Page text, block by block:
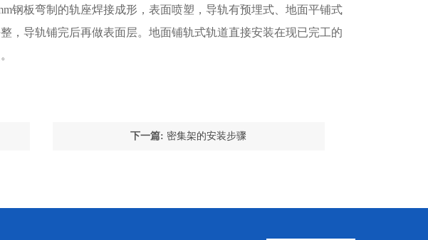
钢板弯制的轨座焊接成形，表面喷塑，导轨有预埋式、地面平铺式
，导轨铺完后再做表面层。地面铺轨式轨道直接安装在现已完工的
下一篇: 密集架的安装步骤